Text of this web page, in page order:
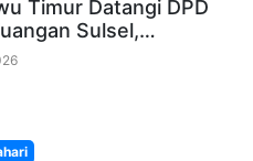
Timur Datangi DPD
Sulsel,…